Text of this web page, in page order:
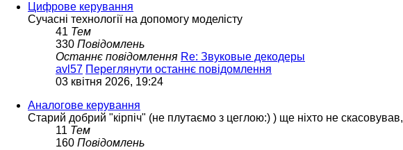
Цифрове керування
Сучасні технології на допомогу моделісту
41 Тем
330 Повідомлень
Останнє повідомлення Re: Звуковые декодеры
avl57 Переглянути останнє повідомлення
03 квітня 2026, 19:24
Аналогове керування
Старий добрий "кірпіч" (не плутаємо з цеглою:) ) ще ніхто не скасовував,
11 Тем
160 Повідомлень